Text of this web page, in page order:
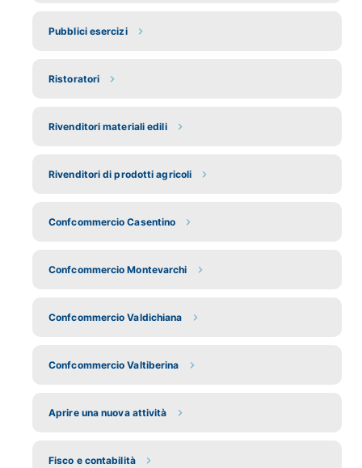
Pubblici esercizi
Ristoratori
Rivenditori materiali edili
Rivenditori di prodotti agricoli
Confcommercio Casentino
Confcommercio Montevarchi
Confcommercio Valdichiana
Confcommercio Valtiberina
Aprire una nuova attività
Fisco e contabilità